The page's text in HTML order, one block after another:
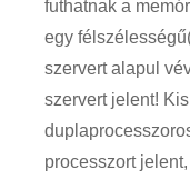
futhatnak a
egy
szervert alapul
szervert jelent!
processzort